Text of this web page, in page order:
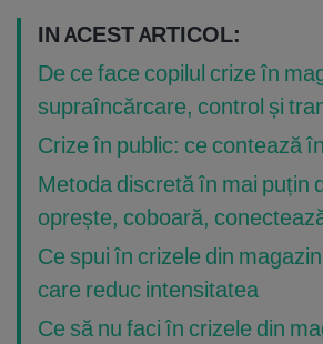
IN ACEST ARTICOL:
De ce face copilul crize în
supraîncărcare, control și
Crize în public: ce contează
Metoda discretă în mai puțin
oprește, coboară,
Ce spui în crizele din
care reduc intensitatea
Ce să nu faci în crizele din